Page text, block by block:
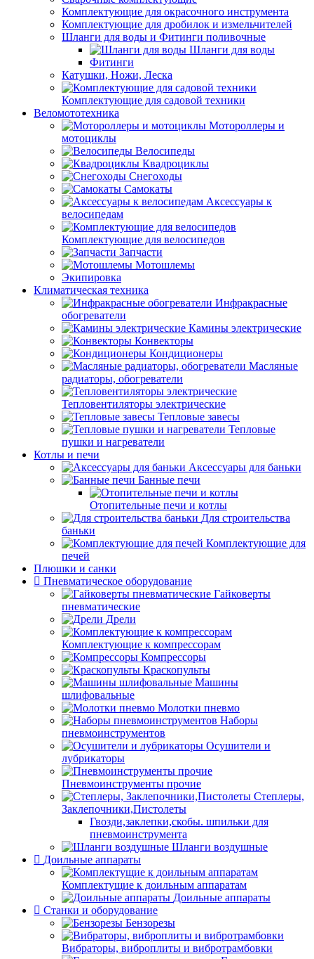
Комплектующие для окрасочного инструмента
Комплектующие для дробилок и измельчителей
Шланги для воды и Фитинги поливочные
Шланги для воды
Фитинги
Катушки, Ножи, Леска
Комплектующие для садовой техники
Веломототехника
Мотороллеры и
мотоциклы
Велосипеды
Квадроциклы
Снегоходы
Самокаты
Аксессуары к
велосипедам
Комплектующие для велосипедов
Запчасти
Мотошлемы
Экипировка
Климатическая техника
Инфракрасные
обогреватели
Камины электрические
Конвекторы
Кондиционеры
Масляные
радиаторы, обогреватели
Тепловентиляторы электрические
Тепловые завесы
Тепловые
пушки и нагреватели
Котлы и печи
Аксессуары для баньки
Банные печи
Отопительные печи и котлы
Для строительства
баньки
Комплектующие для
печей
Плюшки и санки
Пневматическое оборудование
Гайковерты
пневматические
Дрели
Комплектующие к компрессорам
Компрессоры
Краскопульты
Машины
шлифовальные
Молотки пневмо
Наборы
пневмоинструментов
Осушители и
лубрикаторы
Пневмоинструменты прочие
Степлеры,
Заклепочники,Пистолеты
Гвозди,заклепки,скобы. шпильки для
пневмоинструмента
Шланги воздушные
Доильные аппараты
Комплектущие к доильным аппаратам
Доильные аппараты
Станки и оборудование
Бензорезы
Вибраторы, виброплиты и вибротрамбовки